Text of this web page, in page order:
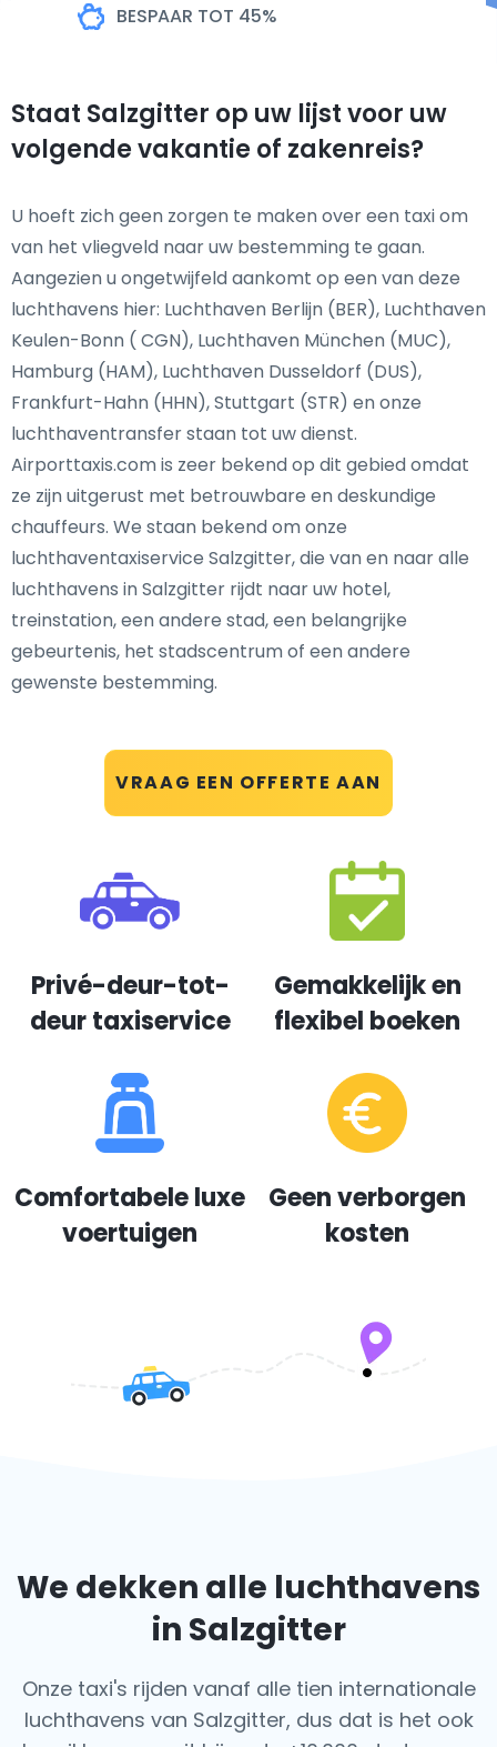
BESPAAR TOT 45%
VRAAG EEN OFFERTE AAN
Staat Salzgitter op uw lijst voor uw
volgende vakantie of zakenreis?
U hoeft zich geen zorgen te maken over een taxi om
van het vliegveld naar uw bestemming te gaan.
Aangezien u ongetwijfeld aankomt op een van deze
luchthavens hier: Luchthaven Berlijn (BER), Luchthaven
Keulen-Bonn ( CGN), Luchthaven München (MUC),
Hamburg (HAM), Luchthaven Dusseldorf (DUS),
Frankfurt-Hahn (HHN), Stuttgart (STR) en onze
luchthaventransfer staan tot uw dienst.
Airporttaxis.com is zeer bekend op dit gebied omdat
ze zijn uitgerust met betrouwbare en deskundige
chauffeurs. We staan bekend om onze
luchthaventaxiservice Salzgitter, die van en naar alle
luchthavens in Salzgitter rijdt naar uw hotel,
treinstation, een andere stad, een belangrijke
gebeurtenis, het stadscentrum of een andere
gewenste bestemming.
Privé-deur-tot-
deur taxiservice
Gemakkelijk en
flexibel boeken
Comfortabele luxe
voertuigen
Geen verborgen
kosten
We dekken alle luchthavens
in Salzgitter
Onze taxi's rijden vanaf alle tien internationale
luchthavens van Salzgitter, dus dat is het ook